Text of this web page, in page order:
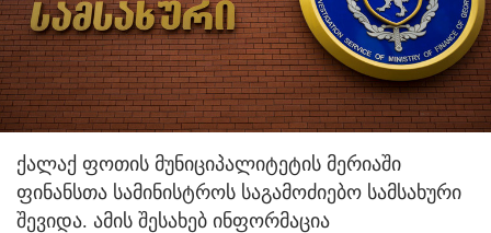
ქალაქ ფოთის მუნიციპალიტეტის მერიაში
ფინანსთა სამინისტროს საგამოძიებო სამსახური
შევიდა. ამის შესახებ ინფორმაცია